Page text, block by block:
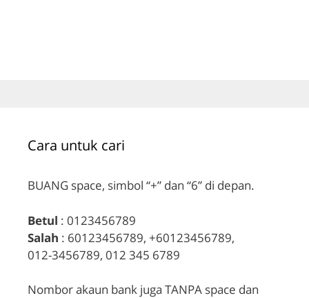
Cara untuk cari
BUANG space, simbol “+” dan “6” di depan.
Betul : 0123456789
Salah : 60123456789, +60123456789,
012-3456789, 012 345 6789
Nombor akaun bank juga TANPA space dan